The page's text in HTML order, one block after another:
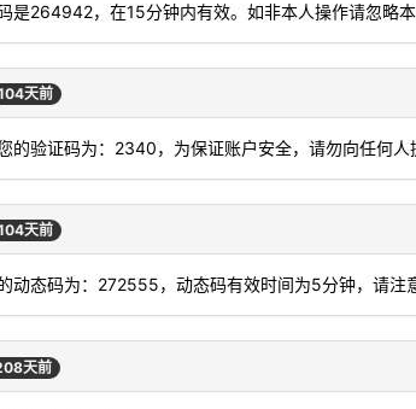
是264942，在15分钟内有效。如非本人操作请忽略本
天前
的验证码为：2340，为保证账户安全，请勿向任何人
天前
动态码为：272555，动态码有效时间为5分钟，请注
天前